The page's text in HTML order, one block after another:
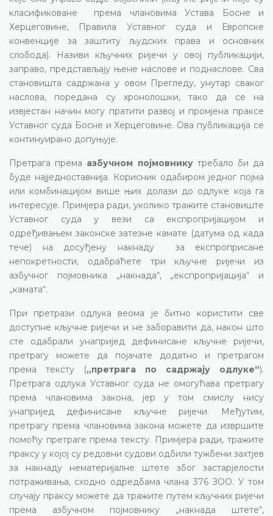
класификоване према члановима Устава Босне и
Херцеговине, Правила Уставног суда и Европске
конвенције за заштиту људских права и основних
слобода). Називи кључних ријечи у овој публикацији,
заправо, представљају њене наслове и поднаслове. Сва
становишта садржана у овом Прегледу, унутар сваког
наслова, поредана су хронолошки, тако да се на
извјестан начин могу пратити развој и промјена праксе
Уставног суда Босне и Херцеговине. Ова публикација се
континуирано допуњује.
Претрага према азбучном појмовникутребало би да
буде најједноставнија. Корисник одабиром једног појма
или комбинацијом више њих долази до одлуке која га
интересује. Примјера ради, уколико тражите становиште
Уставног суда у вези са експропријацијом и
одређивањем законске затезне камате (датума од када
тече) на досуђену накнаду за експроприсане
непокретности, одабраћете три кључне ријечи из
азбучног појмовника „накнада“, „експропријација“ и
„камата“.
При претрази одлука веома је битно користити све
доступне кључне ријечи и не заборавити да, након што
сте одабрали унапријед дефинисане кључне ријечи,
претрагу можете да појачате додатно и претрагом
према тексту („претрага по садржају одлуке“).
Претрага одлука Уставног суда не омогућава претрагу
према члановима закона, јер у том смислу нису
унапријед дефинисане кључне ријечи. Међутим,
претрагу према члановима закона можете да извршите
помоћу претраге према тексту. Примјера ради, тражите
праксу у којој су редовни судови одбили тужбени захтјев
за накнаду нематеријалне штете због застарјелости
потраживања, сходно одредбама члана 376 ЗОО. У том
случају праксу можете да тражите путем кључних ријечи
према азбучном појмовнику „накнада штете“,